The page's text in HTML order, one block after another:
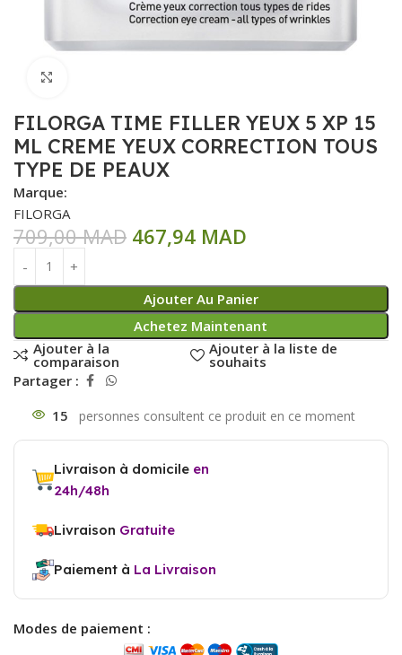
FILORGA TIME FILLER YEUX 5 XP 15
ML CREME YEUX CORRECTION TOUS
TYPE DE PEAUX
Marque:
FILORGA
709,00MAD 467,94 MAD
Ajouter Au Panier
Achetez Maintenant
Ajouter à la
comparaison
Ajouter à la liste de
souhaits
Partager :
15
Livraison à domicile en
24h/48h
Livraison Gratuite
Paiement à La Livraison
Modes de paiement :